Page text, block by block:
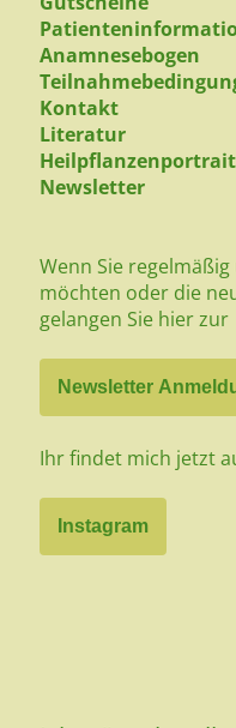
Anamnesebogen
Kontakt
Literatur
Newsletter
Wenn Sie
möchten oder die
gelangen Sie hier zur
Newsletter
Ihr findet mich jetzt
Instagram